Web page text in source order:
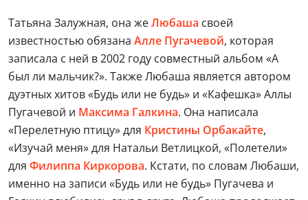
Татьяна Залужная, она жеЛюбаша своей
известностью обязана Алле Пугачевой, которая
записала с ней в 2002 году совместный альбом «А
был ли мальчик?». Также Любаша является автором
дуэтных хитов «Будь или не будь» и «Кафешка» Аллы
Пугачевой и Максима Галкина. Она написала
«Перелетную птицу» для Кристины Орбакайте,
«Изучай меня» для Натальи Ветлицкой, «Полетели»
для Филиппа Киркорова. Кстати, по словам Любаши,
именно на записи «Будь или не будь» Пугачева и